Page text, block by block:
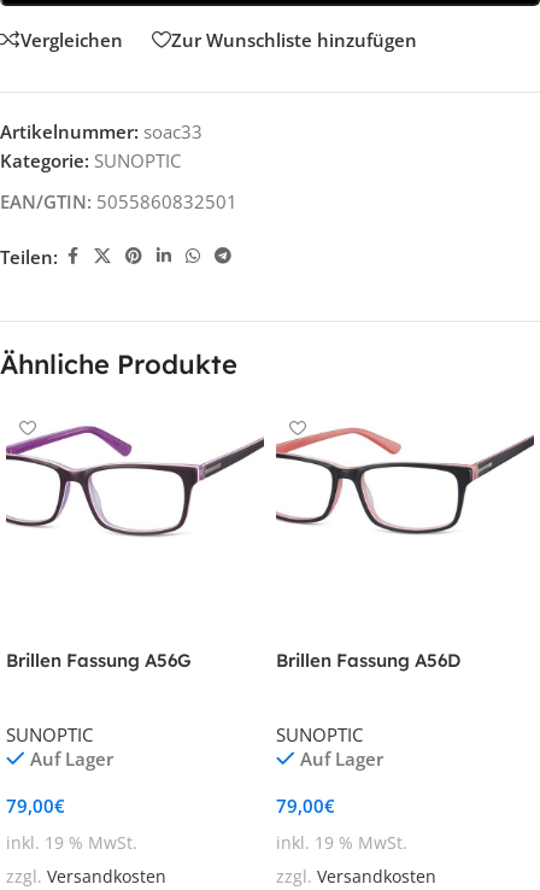
Vergleichen Zur Wunschliste hinzufügen
Artikelnummer: soac33
Kategorie: SUNOPTIC
EAN/GTIN: 5055860832501
Teilen:
Ähnliche Produkte
Brillen Fassung A56G
SUNOPTIC
Auf Lager
79,00€
inkl. 19 % MwSt.
zzgl. Versandkosten
Brillen Fassung A56D
SUNOPTIC
Auf Lager
79,00€
inkl. 19 % MwSt.
zzgl. Versandkosten